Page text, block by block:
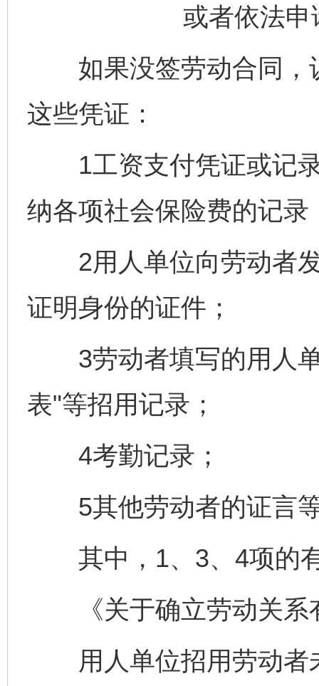
或者依法
如果没签劳动合同，
这些凭证：
1工资支付凭证或记录
纳各项社会保险费的记录
2用人单位向劳动者发
证明身份的证件；
3劳动者填写的用人单
表"等招用记录；
4考勤记录；
5其他劳动者的证言
其中，1、3、4项的有
《关于确立劳动关系
用人单位招用劳动者